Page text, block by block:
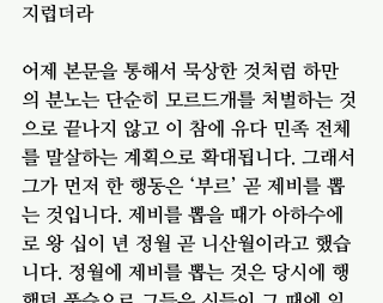
지럽더라
어제 본문을 통해서 묵상한 것처럼 하만
의 분노는 단순히 모르드개를 처벌하는 것
으로 끝나지 않고 이 참에 유다 민족 전체
를 말살하는 계획으로 확대됩니다. 그래서
그가 먼저 한 행동은 ‘부르’ 곧 제비를 뽑
는 것입니다. 제비를 뽑을 때가 아하수에
로 왕 십이 년 정월 곧 니산월이라고 했습
니다. 정월에 제비를 뽑는 것은 당시에 행